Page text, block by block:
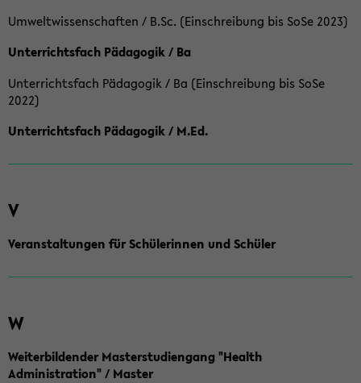
Umweltwissenschaften / B.Sc. (Einschreibung bis SoSe 2023)
Unterrichtsfach Pädagogik / Ba
Unterrichtsfach Pädagogik / Ba (Einschreibung bis SoSe
2022)
Unterrichtsfach Pädagogik / M.Ed.
V
Veranstaltungen für Schülerinnen und Schüler
W
Weiterbildender Masterstudiengang "Health
Administration" / Master